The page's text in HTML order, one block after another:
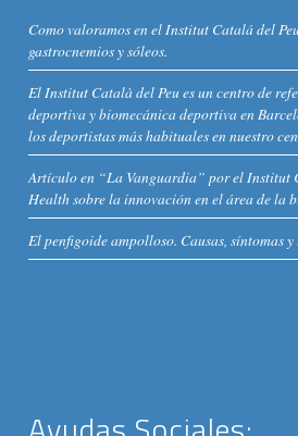
Como valoramos en el Institut Catalá del
gastrocnemios y sóleos.
El Institut Català del Peu es un centro de
deportiva y biomecánica deportiva en
los deportistas más habituales en nuestro
Artículo en “La Vanguardia” por el Institut
Health sobre la innovación en el área de la
El penfigoide ampolloso. Causas, síntomas